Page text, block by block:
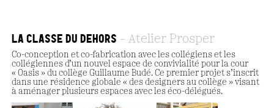
LA CLASSE DU DEHORS Atelier Prosper
Co-conception et co-fabrication avec les collégiens et les
collégiennes d’un nouvel espace de convivialité pour la cour
« Oasis » du collège Guillaume Budé. Ce premier projet s’inscrit
dans une résidence globale « des designers au collège » visant
à aménager plusieurs espaces avec les éco-délégués.